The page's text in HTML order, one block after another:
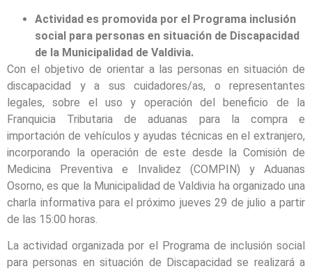
Actividad es promovida por el Programa inclusión
social para personas en situación de Discapacidad
de la Municipalidad de Valdivia.
Con el objetivo de orientar a las personas en situación de
discapacidad y a sus cuidadores/as, o representantes
legales, sobre el uso y operación del beneficio de la
Franquicia Tributaria de aduanas para la compra e
importación de vehículos y ayudas técnicas en el extranjero,
incorporando la operación de este desde la Comisión de
Medicina Preventiva e Invalidez (COMPIN) y Aduanas
Osorno, es que la Municipalidad de Valdivia ha organizado una
charla informativa para el próximo jueves 29 de julio a partir
de las 15:00 horas.
La actividad organizada por el Programa de inclusión social
para personas en situación de Discapacidad se realizará a